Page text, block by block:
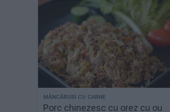
Porc chinezesc cu orez cu ou